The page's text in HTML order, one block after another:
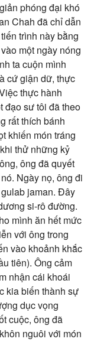
phóng đại khó
Chah đã chỉ dẫn
trình này bằng
một ngày nóng
ta cuộn mình
cứ giận dữ, thực
thực hành
đạo sư tôi đã theo
rất thích bánh
khiến món tráng
thử những kỷ
ông đã quyết
Ngày nọ, ông đi
jaman. Đây
si-rô đường.
mình ăn hết mức
với ông trong
vào khoảnh khắc
tiên). Ông cảm
nhận cái khoái
kia biến thành sự
dục vọng
cuộc, ông đã
nguôi với món